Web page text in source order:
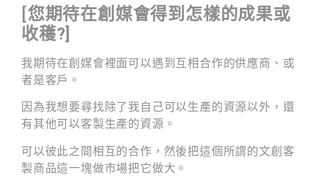
[您期待在創媒會得到怎樣的成果或
收穫?]
我期待在創媒會裡面可以遇到 互相合作的供應商、 或
者是客戶。
因為我想要尋找 除了我自己可以生產的資源以外， 還
有其他可以客製生產的資源。
可以彼此之間相互的合作， 然後把這個所謂的文創客
製商品這一塊做市場把它做大 。